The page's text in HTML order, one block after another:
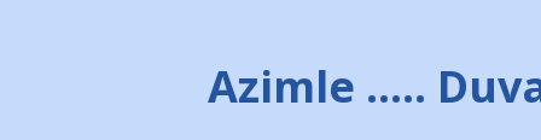
Temsilcisi Faruk Zapçı’nın
Azimle .....